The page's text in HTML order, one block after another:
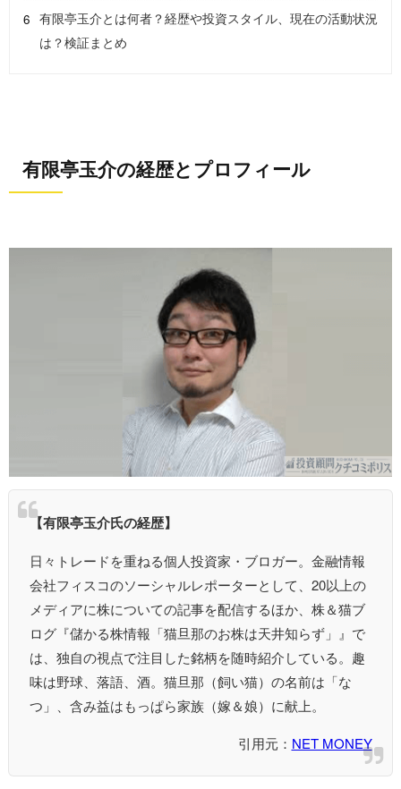
有限亭玉介とは何者？経歴や投資スタイル、現在の活動状況
は？検証まとめ
有限亭玉介の経歴とプロフィール
【有限亭玉介氏の経歴】
日々トレードを重ねる個人投資家・ブロガー。金融情報
会社フィスコのソーシャルレポーターとして、20以上の
メディアに株についての記事を配信するほか、株＆猫ブ
ログ『儲かる株情報「猫旦那のお株は天井知らず」』で
は、独自の視点で注目した銘柄を随時紹介している。趣
味は野球、落語、酒。猫旦那（飼い猫）の名前は「な
つ」、含み益はもっぱら家族（嫁＆娘）に献上。
引用元： NET MONEY